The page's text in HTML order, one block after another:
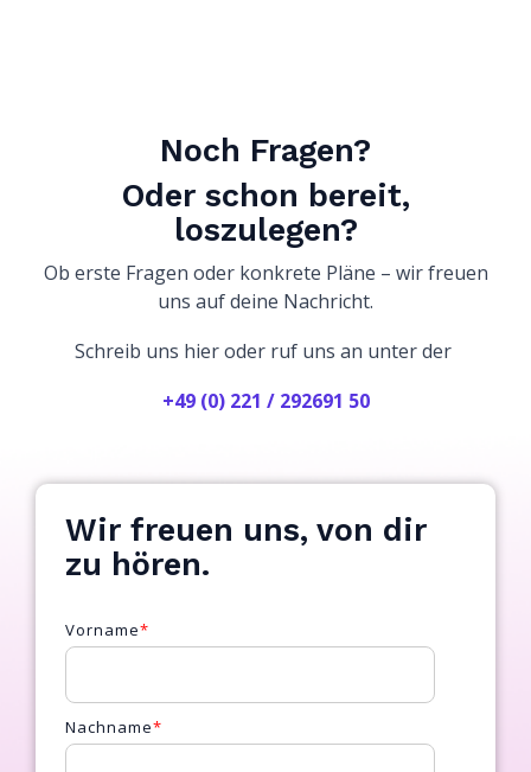
Noch Fragen?
Oder schon bereit,
loszulegen?
Ob erste Fragen oder konkrete Pläne – wir freuen
uns auf deine Nachricht.
Schreib uns hier oder ruf uns an unter der
+49 (0) 221 / 292691 50
Wir freuen uns, von dir
zu hören.
Vorname*
Nachname*